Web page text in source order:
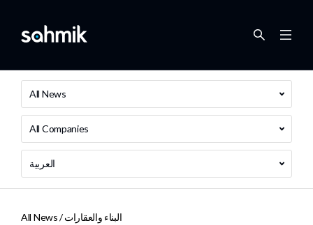
All News
All Companies
العربية
All News /البناء والعقارات